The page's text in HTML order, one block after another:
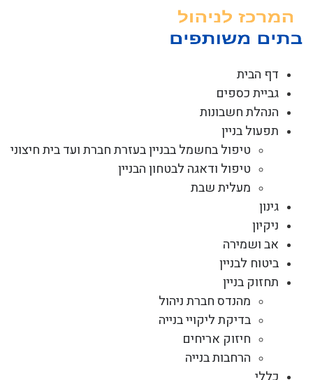
דף הבית
גביית כספים
הנהלת חשבונות
תפעול בניין
טיפול בחשמל בבניין בעזרת חברת ועד בית חיצוני
טיפול ודאגה לבטחון הבניין
מעלית שבת
גינון
ניקיון
אב ושמירה
ביטוח לבניין
תחזוק בניין
מהנדס חברת ניהול
בדיקת ליקויי בנייה
חיזוק אריחים
הרחבות בנייה